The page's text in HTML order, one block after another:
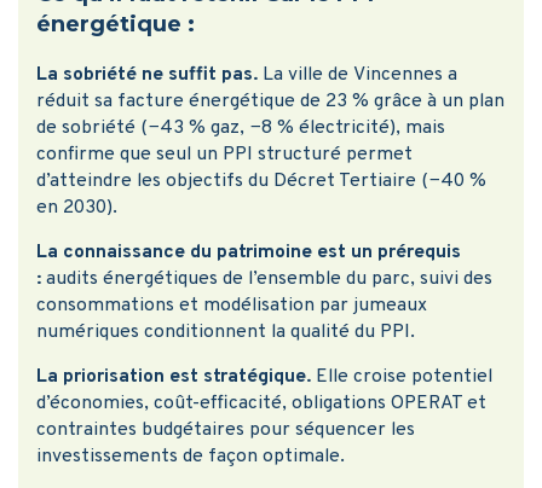
énergétique :
La sobriété ne suffit pas. La ville de Vincennes a
réduit sa facture énergétique de 23 % grâce à un plan
de sobriété (−43 % gaz, −8 % électricité), mais
confirme que seul un PPI structuré permet
d’atteindre les objectifs du Décret Tertiaire (−40 %
en 2030).
La connaissance du patrimoine est un prérequis
: audits énergétiques de l’ensemble du parc, suivi des
consommations et modélisation par jumeaux
numériques conditionnent la qualité du PPI.
La priorisation est stratégique. Elle croise potentiel
d’économies, coût-efficacité, obligations OPERAT et
contraintes budgétaires pour séquencer les
investissements de façon optimale.